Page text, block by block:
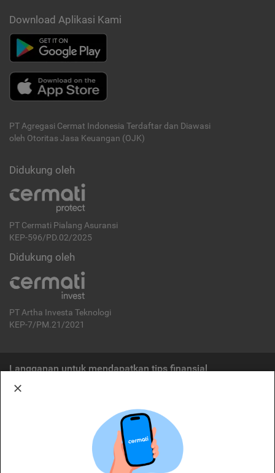
Download Aplikasi Kami
PT Agregasi Cermat Indonesia Terdaftar dan Diawasi
oleh Otoritas Jasa Keuangan (OJK)
Didukung oleh
PT Cermati Pialang Asuransi
KEP-596/PD.02/2025
Didukung oleh
PT Artha Investa Teknologi
KEP-7/PM.21/2021
Langganan untuk mendapatkan tips finansial
Cermati merupakan penyelenggara agregasi jasa keuangan yang terdaftar di
OJK. Oleh karena itu, produk dan/atau layanan jasa keuangan yang
ditawarkan bukan merupakan produk dan/atau layanan jasa keuangan yang
diterbitkan oleh Cermati dan Cermati tidak bertanggung jawab atas tuntutan